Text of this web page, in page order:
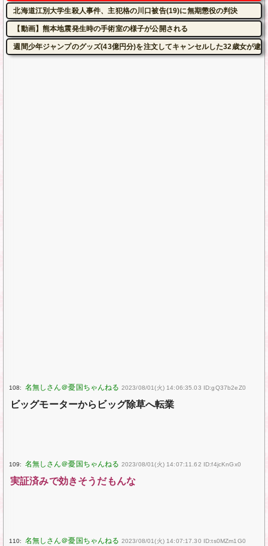
北海道江別大学生殺人事件、主犯格の川口被告(19)に無期懲役の判決
【動画】熊本地震発生時の手術室の様子が公開される
週間少年ジャンプのグッズ(43億円分)を注文してキャンセルした32歳女が逮捕
108: 2023/08/01(火) 14:06:35.03 ID:gQ37b2eZ0
ビッグモーターからビッグ除草へ転業
109: 2023/08/01(火) 14:07:11.62 ID:f4jcKnGx0
実証済みで効きそうだもんな
110: 2023/08/01(火) 14:07:17.30 ID:ts0MZm1G0